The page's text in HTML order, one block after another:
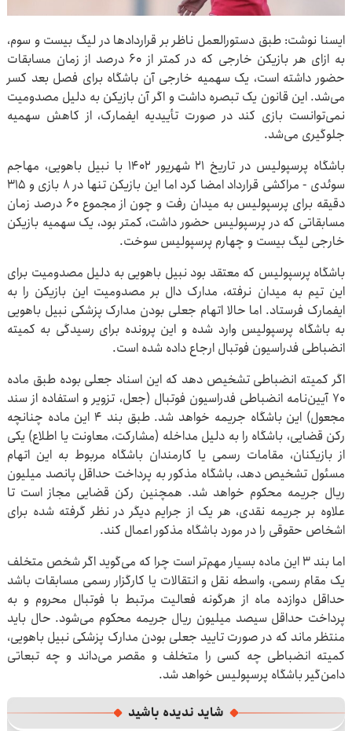
ایسنا نوشت: طبق دستورالعمل ناظر بر قراردادها در لیگ بیست و سوم،
به ازای هر بازیکن خارجی که در کمتر از ۶۰ درصد از زمان مسابقات
حضور داشته است، یک سهمیه خارجی آن باشگاه برای فصل بعد کسر
می‌شد. این قانون یک تبصره داشت و اگر آن بازیکن به دلیل مصدومیت
نمی‌توانست بازی کند در صورت تأییدیه ایفمارک، از کاهش سهمیه
جلوگیری می‌شد.
باشگاه پرسپولیس در تاریخ ۲۱ شهریور ۱۴۰۲ با نبیل باهویی، مهاجم
سوئدی - مراکشی قرارداد امضا کرد اما این بازیکن تنها در ۸ بازی و ۳۱۵
دقیقه برای پرسپولیس به میدان رفت و چون از مجموع ۶۰ درصد زمان
مسابقاتی که در پرسپولیس حضور داشت، کمتر بود، یک سهمیه بازیکن
خارجی لیگ بیست و چهارم پرسپولیس سوخت.
باشگاه پرسپولیس که معتقد بود نبیل باهویی به دلیل مصدومیت برای
این تیم به میدان نرفته، مدارک دال بر مصدومیت این بازیکن را به
ایفمارک فرستاد. اما حالا اتهام جعلی بودن مدارک پزشکی نبیل باهویی
به باشگاه پرسپولیس وارد شده و این پرونده برای رسیدگی به کمیته
انضباطی فدراسیون فوتبال ارجاع داده شده است.
اگر کمیته انضباطی تشخیص دهد که این اسناد جعلی بوده طبق ماده
۷۰ آیین‌نامه انضباطی فدراسیون فوتبال (جعل، تزویر و استفاده از سند
مجعول) این باشگاه جریمه خواهد شد. طبق بند ۴ این ماده چنانچه
رکن قضایی، باشگاه را به دلیل مداخله (مشارکت، معاونت یا اطلاع) یکی
از بازیکنان، مقامات رسمی یا کارمندان باشگاه مربوط به این اتهام
مسئول تشخیص دهد، باشگاه مذکور به پرداخت حداقل پانصد میلیون
ریال جریمه محکوم خواهد شد. همچنین رکن قضایی مجاز است تا
علاوه بر جریمه نقدی، هر یک از جرایم دیگر در نظر گرفته شده برای
اشخاص حقوقی را در مورد باشگاه مذکور اعمال کند.
اما بند ۳ این ماده بسیار مهم‌تر است چرا که می‌گوید اگر شخص متخلف
یک مقام رسمی، واسطه نقل و انتقالات یا کارگزار رسمی مسابقات باشد
حداقل دوازده ماه از هرگونه فعالیت مرتبط با فوتبال محروم و به
پرداخت حداقل سیصد میلیون ریال جریمه محکوم می‌شود. حال باید
منتظر ماند که در صورت تایید جعلی بودن مدارک پزشکی نبیل باهویی،
کمیته انضباطی چه کسی را متخلف و مقصر می‌داند و چه تبعاتی
دامن‌گیر باشگاه پرسپولیس خواهد شد.
شاید ندیده باشید